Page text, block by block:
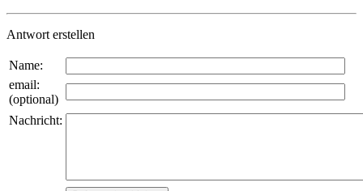
Antwort erstellen
Name:
email:
(optional)
Nachricht: